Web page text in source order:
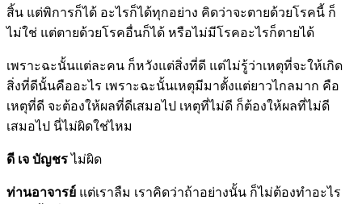
สิ้น แต่พิการก็ได้ อะไรก็ได้ทุกอย่าง คิดว่าจะตายด้วยโรคนี้ ก็
ไม่ใช่ แต่ตายด้วยโรคอื่นก็ได้ หรือไม่มีโรคอะไรก็ตายได้
เพราะฉะนั้นแต่ละคน ก็หวังแต่สิ่งที่ดี แต่ไม่รู้ว่าเหตุที่จะให้เกิด
สิ่งที่ดีนั้นคืออะไร เพราะฉะนั้นเหตุมีมาตั้งแต่ยาวไกลมาก คือ
เหตุที่ดี จะต้องให้ผลที่ดีเสมอไป เหตุที่ไม่ดี ก็ต้องให้ผลที่ไม่ดี
เสมอไป นี่ไม่ผิดใช่ไหม
ดี เจ บัญชรไม่ผิด
ท่านอาจารย์ แต่เราลืม เราคิดว่าถ้าอย่างนั้น ก็ไม่ต้องทำอะไร